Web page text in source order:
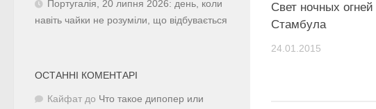
Свет ночных огней
Стамбула
24.01.2015
Португалія, 20 липня 2026: день, коли
навіть чайки не розуміли, що відбувається
ОСТАННІ КОМЕНТАРІ
Кайфат до Что такое дипопер или